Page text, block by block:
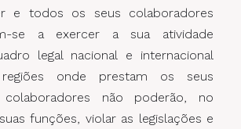
e todos os seus colaboradores
se a exercer a sua atividade
legal nacional e internacional
onde prestam os seus
não poderão, no
funções, violar as legislações e